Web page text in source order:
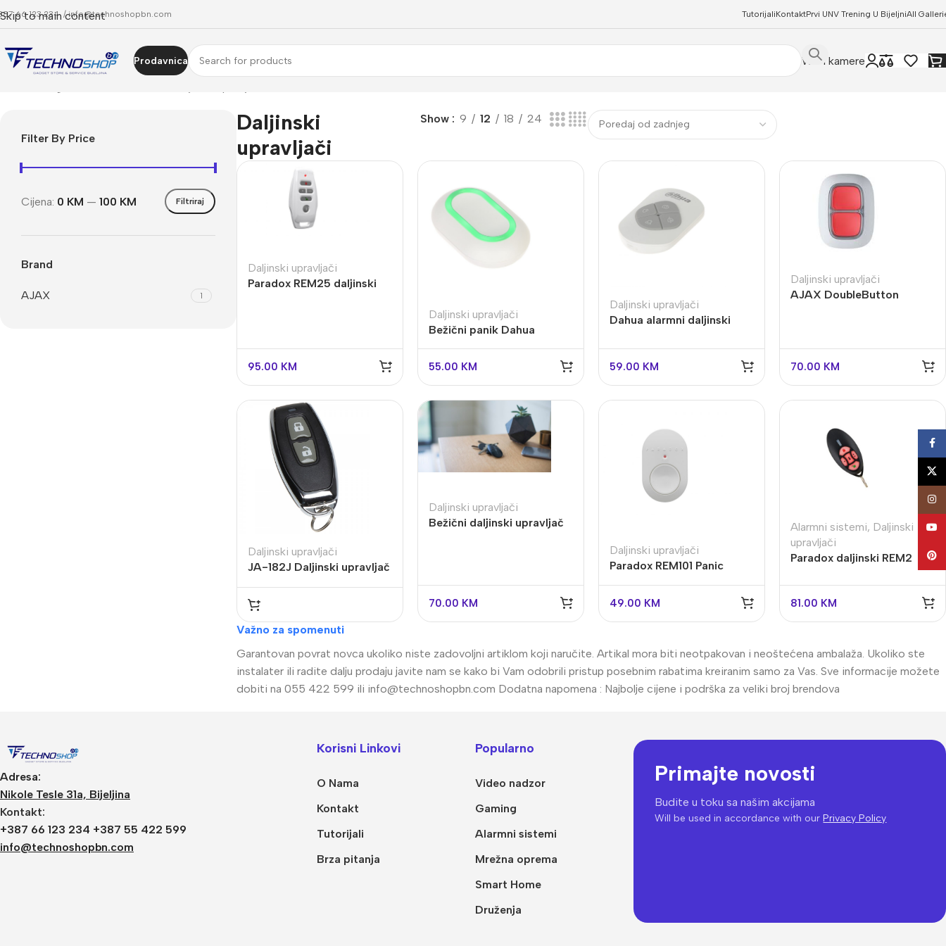
Skip to main content
66 123 234 /info@technoshopbn.com TutorijaliKontaktPrvi UNV Trening U BijeljniAll
Prodavnica
Dodatna Oprema
Analogija
Bullet Analogne kamere
Dome analogne kamere
DVR snimači
PTZ kamere
Bežično
WiFi kamere
IP Sistemi
Bullet IP kamere
POE switchevi
Kompletni sistemi
Saznaj više
WIFI kamere
Filter By Price
Filtriraj
Cijena: 0 KM — 100 KM
Brand
AJAX 1
Daljinski
upravljači
Show 9 12 18 24
Daljinski upravljači
Paradox REM25 daljinski
95.00 KM
Daljinski upravljači
Bežični panik Dahua
55.00 KM
Daljinski upravljači
Dahua alarmni daljinski
59.00 KM
Daljinski upravljači
AJAX DoubleButton
70.00 KM
Daljinski upravljači
JA-182J Daljinski upravljač
Daljinski upravljači
Bežični daljinski upravljač
70.00 KM
Daljinski upravljači
Paradox REM101 Panic
49.00 KM
Alarmni sistemi, Daljinski
upravljači
Paradox daljinski REM2
81.00 KM
Važno za spomenuti
Garantovan povrat novca ukoliko niste zadovoljni artiklom koji naručite. Artikal mora biti neotpakovan i neoštećena ambalaža. Ukoliko ste
instalater ili radite dalju prodaju javite nam se kako bi Vam odobrili pristup posebnim rabatima kreiranim samo za Vas. Sve informacije možete
dobiti na 055 422 599 ili info@technoshopbn.com Dodatna napomena : Najbolje cijene i podrška za veliki broj brendova
Adresa:
Nikole Tesle 31a, Bijeljina
Kontakt:
+387 66 123 234 +387 55 422 599
info@technoshopbn.com
Korisni Linkovi
O Nama
Kontakt
Tutorijali
Brza pitanja
Popularno
Video nadzor
Gaming
Alarmni sistemi
Mrežna oprema
Smart Home
Druženja
Primajte novosti
Budite u toku sa našim akcijama
Will be used in accordance with ourPrivacy Policy